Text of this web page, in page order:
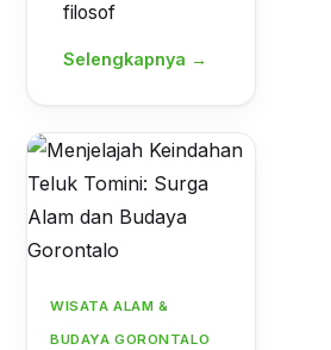
filosof
Selengkapnya →
WISATA ALAM &
BUDAYA GORONTALO